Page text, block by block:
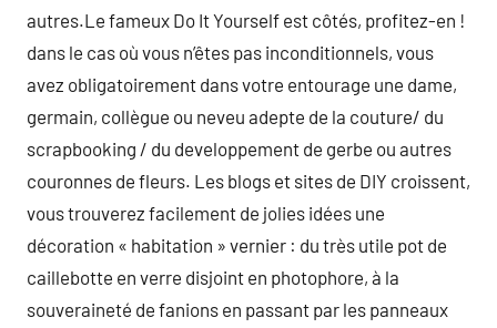
autres.Le fameux Do It Yourself est côtés, profitez-en !
dans le cas où vous n’êtes pas inconditionnels, vous
avez obligatoirement dans votre entourage une dame,
germain, collègue ou neveu adepte de la couture/ du
scrapbooking / du developpement de gerbe ou autres
couronnes de fleurs. Les blogs et sites de DIY croissent,
vous trouverez facilement de jolies idées une
décoration « habitation » vernier : du très utile pot de
caillebotte en verre disjoint en photophore, à la
souveraineté de fanions en passant par les panneaux